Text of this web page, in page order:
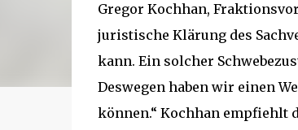
Gregor Kochhan,
juristische Klärung des
kann. Ein solcher
Deswegen haben wir einen
können.“ Kochhan empfiehlt